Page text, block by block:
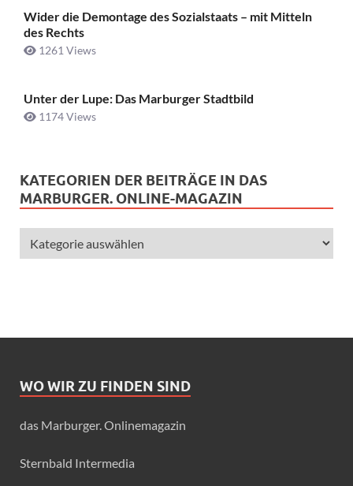
Wider die Demontage des Sozialstaats – mit Mitteln
des Rechts
1261 Views
Unter der Lupe: Das Marburger Stadtbild
1174 Views
KATEGORIEN DER BEITRÄGE IN DAS
MARBURGER. ONLINE-MAGAZIN
WO WIR ZU FINDEN SIND
das Marburger. Onlinemagazin
Sternbald Intermedia